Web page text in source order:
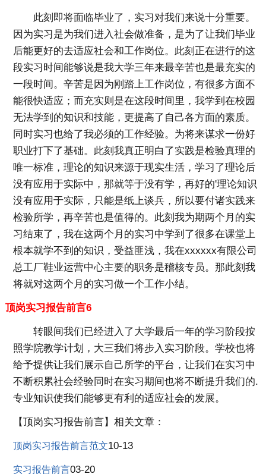
此刻即将面临毕业了，实习对我们来说十分重要。
因为实习是为我们进入社会做准备，是为了让我们毕业
后能更好的去适应社会和工作岗位。此刻正在进行的这
段实习时间能够说是我大学三年来最辛苦也是最充实的
一段时间。辛苦是因为刚踏上工作岗位，有很多方面不
能很快适应；而充实则是在这段时间里，我学到在校园
无法学到的知识和技能，更提高了自己各方面的素质。
同时实习也给了我必须的工作经验。为将来谋求一份好
职业打下了基础。此刻我真正明白了实践是检验真理的
唯一标准，理论的知识来源于现实生活，学习了理论后
没有应用于实际中，那就等于没有学，再好的'理论知识
没有应用于实际，只能是纸上谈兵，所以要付诸实践来
检验所学，再辛苦也是值得的。此刻我为期两个月的实
习结束了，我在这两个月的实习中学到了很多在课堂上
根本就学不到的知识，受益匪浅，我在xxxxxx有限公司
总工厂鞋业运营中心主要的职务是稽核专员。那此刻我
将就对这两个月的实习做一个工作小结。
顶岗实习报告前言6
转眼间我们已经进入了大学最后一年的学习阶段按
照学院教学计划，大三我们将步入实习阶段。学校也将
给予提供让我们展示自己所学的平台，让我们在实习中
不断积累社会经验同时在实习期间也将不断提升我们的.
专业知识使我们能够更有利的适应社会的发展。
【顶岗实习报告前言】相关文章：
顶岗实习报告前言范文10-13
实习报告前言03-20